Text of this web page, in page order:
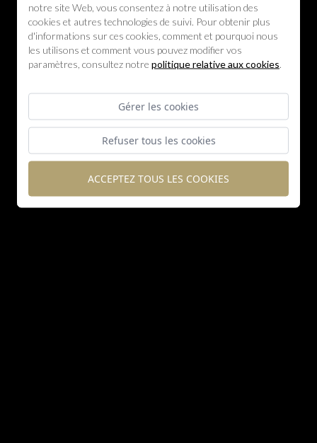
notre site Web, vous consentez à notre utilisation des
cookies et autres technologies de suivi. Pour obtenir plus
d'informations sur ces cookies, comment et pourquoi nous
les utilisons et comment vous pouvez modifier vos
paramètres, consultez notre politique relative aux cookies.
Gérer les cookies
Refuser tous les cookies
ACCEPTEZ TOUS LES COOKIES